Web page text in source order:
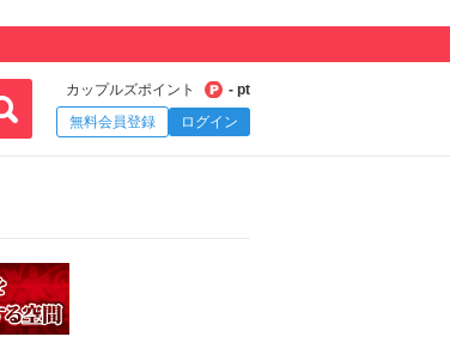
カップルズポイント
- pt
無料会員登録
ログイン